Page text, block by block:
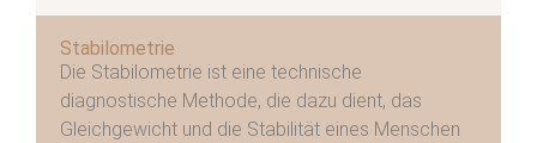
Stabilometrie
Die Stabilometrie ist eine technische
diagnostische Methode, die dazu dient, das
Gleichgewicht und die Stabilität eines Menschen